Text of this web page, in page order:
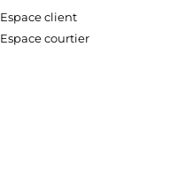
Espace client
Espace courtier